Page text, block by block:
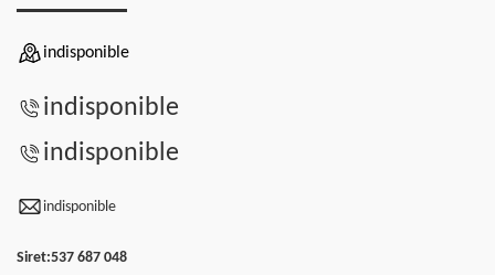
indisponible
indisponible
indisponible
indisponible
Siret:537 687 048